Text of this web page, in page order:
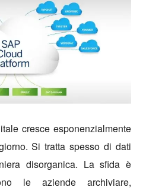
cresce esponenzialmente
Si tratta spesso di dati
disorganica. La sfida è
le aziende archiviare,